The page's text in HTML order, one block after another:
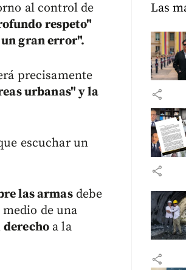
al control de
respeto"
gran error".
precisamente
urbanas" y la
escuchar un
las armasdebe
de una
derecho a la
Las
share
share
share